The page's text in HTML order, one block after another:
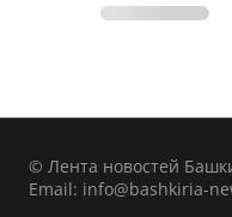
© Лента новостей
Email: info@bashkiria-